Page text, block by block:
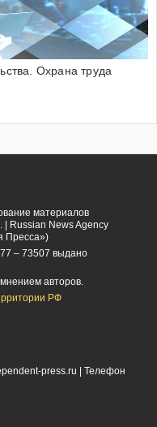
Охрана труда
материалов
| Russian News Agency
Пресса»)
– 73507 выдано
авторов.
РФ
press.ru | Телефон